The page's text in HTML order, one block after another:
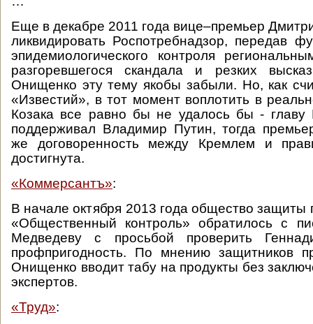
Еще в декабре 2011 года вице–премьер
ликвидировать Роспотребнадзор, передав
эпидемиологического контроля
разгоревшегося скандала и резких
Онищенко эту тему якобы забыли. Но, как
«Известий», в тот момент воплотить в
Козака все равно бы не удалось бы - главу
поддерживал Владимир Путин, тогда
же договоренность между Кремлем и
достигнута.
«Коммерсантъ»:
В начале октября 2013 года общество защиты
«Общественный контроль» обратилось с
Медведеву с просьбой проверить
профпригодность. По мнению защитников
Онищенко вводит табу на продукты без
экспертов.
«Труд»: